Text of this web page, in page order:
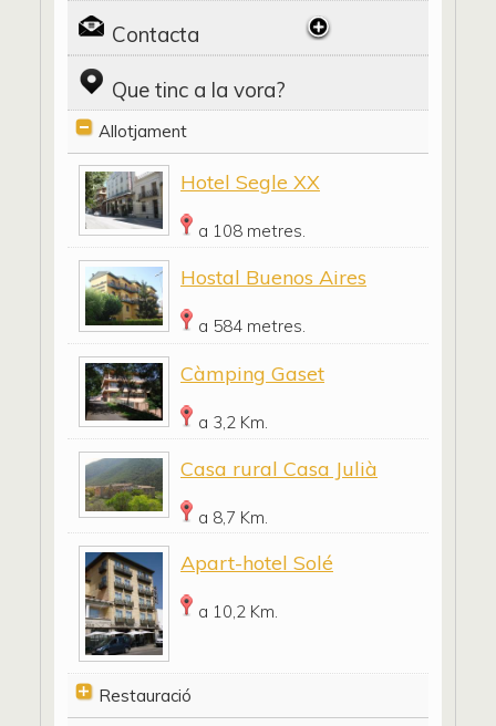
Contacta
Que tinc a la vora?
Allotjament
Hotel Segle XX
a 108 metres.
Hostal Buenos Aires
a 584 metres.
Càmping Gaset
a 3,2 Km.
Casa rural Casa Julià
a 8,7 Km.
Apart-hotel Solé
a 10,2 Km.
Restauració